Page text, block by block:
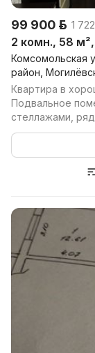
99 900 р. 1
2 комн., 58
Комсомольская
район,
Квартира в
Подвальное
стеллажами,